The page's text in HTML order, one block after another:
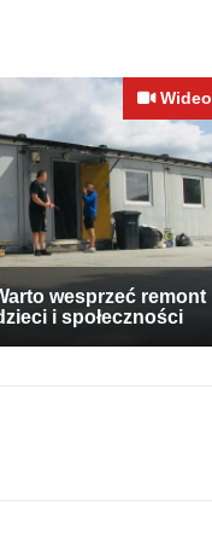
Wideo
wesprzeć remont
i społeczności